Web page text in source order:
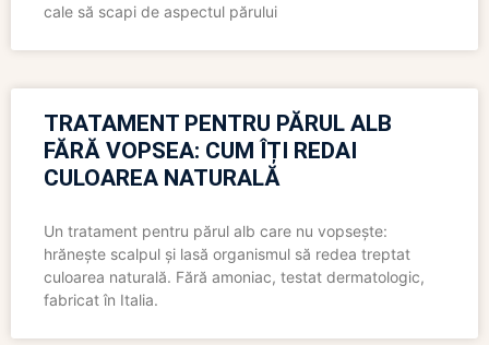
cale să scapi de aspectul părului
TRATAMENT PENTRU PĂRUL ALB
FĂRĂ VOPSEA: CUM ÎȚI REDAI
CULOAREA NATURALĂ
Un tratament pentru părul alb care nu vopsește:
hrănește scalpul și lasă organismul să redea treptat
culoarea naturală. Fără amoniac, testat dermatologic,
fabricat în Italia.